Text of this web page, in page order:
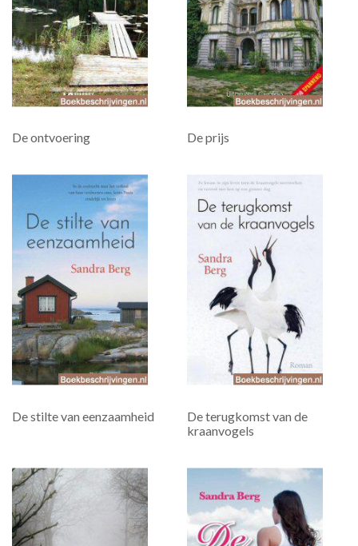
De ontvoering De prijs
De stilte van eenzaamheid
De terugkomst van de
kraanvogels